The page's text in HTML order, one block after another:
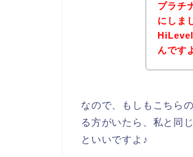
プラチ
にしま
んです
なので、もしもこちら
る方がいたら、私と同
といいですよ♪